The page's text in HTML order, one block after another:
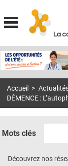
La
MON COMPTE
S'ABONNER À LA
DOSSIERS
Accueil >
DÉMENCE :
Mots clés
Découvrez nos